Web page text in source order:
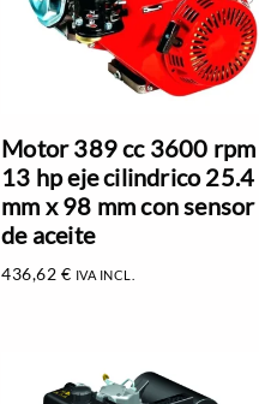
Motor 389 cc 3600 rpm
13 hp eje cilindrico 25.4
mm x 98 mm con sensor
de aceite
436,62 € IVA INCL.